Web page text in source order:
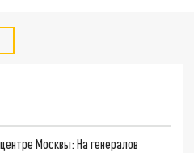
Москвы: На генералов